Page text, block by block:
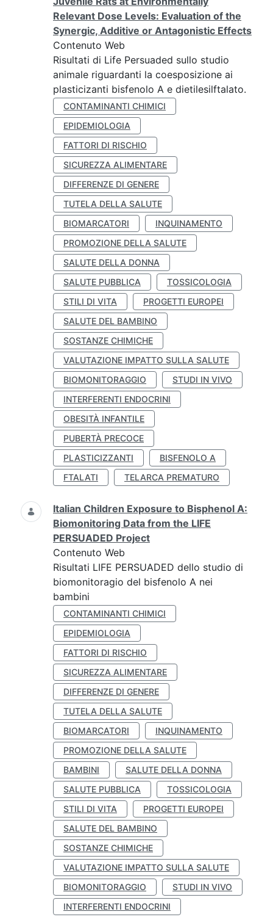
Relevant Dose Levels: Evaluation of the
Synergic, Additive or Antagonistic Effects
Contenuto Web
Risultati di Life Persuaded sullo studio
animale riguardanti la coesposizione ai
plasticizanti bisfenolo A e dietilesilftalato.
CONTAMINANTI CHIMICI
EPIDEMIOLOGIA
FATTORI DI RISCHIO
SICUREZZA ALIMENTARE
DIFFERENZE DI GENERE
TUTELA DELLA SALUTE
BIOMARCATORI
INQUINAMENTO
PROMOZIONE DELLA SALUTE
SALUTE DELLA DONNA
SALUTE PUBBLICA
TOSSICOLOGIA
STILI DI VITA
PROGETTI EUROPEI
SALUTE DEL BAMBINO
SOSTANZE CHIMICHE
VALUTAZIONE IMPATTO SULLA SALUTE
BIOMONITORAGGIO
STUDI IN VIVO
INTERFERENTI ENDOCRINI
OBESITÀ INFANTILE
PUBERTÀ PRECOCE
PLASTICIZZANTI
BISFENOLO A
FTALATI
TELARCA PREMATURO
Italian Children Exposure to Bisphenol A:
Biomonitoring Data from the LIFE
PERSUADED Project
Contenuto Web
Risultati LIFE PERSUADED dello studio di
biomonitoragio del bisfenolo A nei
bambini
CONTAMINANTI CHIMICI
EPIDEMIOLOGIA
FATTORI DI RISCHIO
SICUREZZA ALIMENTARE
DIFFERENZE DI GENERE
TUTELA DELLA SALUTE
BIOMARCATORI
INQUINAMENTO
PROMOZIONE DELLA SALUTE
BAMBINI
SALUTE DELLA DONNA
SALUTE PUBBLICA
TOSSICOLOGIA
STILI DI VITA
PROGETTI EUROPEI
SALUTE DEL BAMBINO
SOSTANZE CHIMICHE
VALUTAZIONE IMPATTO SULLA SALUTE
BIOMONITORAGGIO
STUDI IN VIVO
INTERFERENTI ENDOCRINI